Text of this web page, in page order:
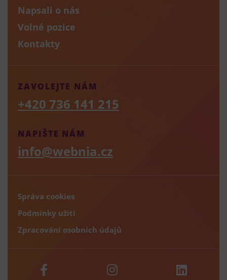
Napsali o nás
Volné pozice
Kontakty
NAPIŠTE NÁM
info@webnia.cz
ZAVOLEJTE NÁM
+420 736 141 215
Správa cookies
Podmínky užití
Zpracování osobních údajů